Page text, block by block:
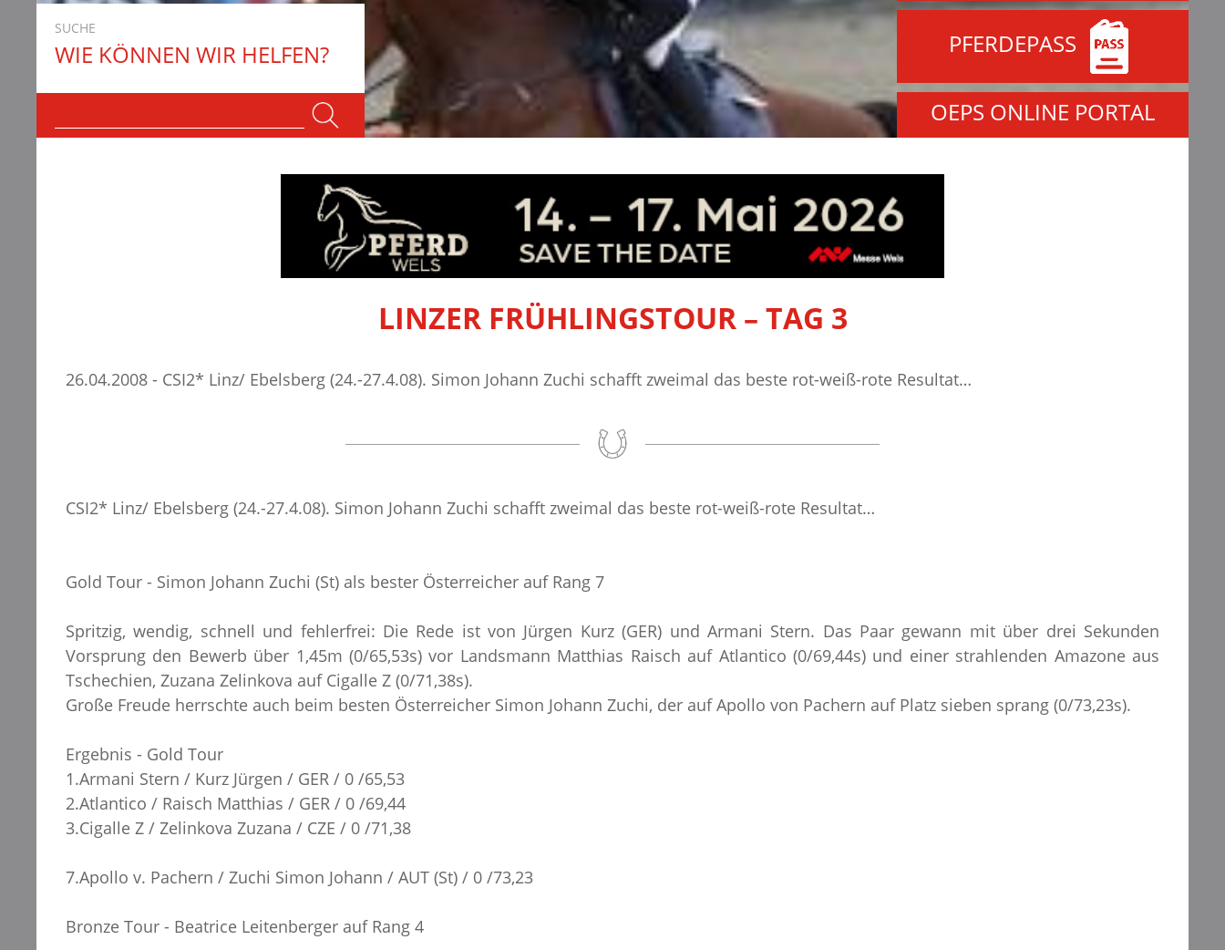
PFERDEPASS
OEPS ONLINE PORTAL
SUCHE
WIE KÖNNEN WIR HELFEN?
LINZER FRÜHLINGSTOUR – TAG 3
26.04.2008 - CSI2* Linz/ Ebelsberg (24.-27.4.08). Simon Johann Zuchi schafft zweimal das beste rot-weiß-rote Resultat…
CSI2* Linz/ Ebelsberg (24.-27.4.08). Simon Johann Zuchi schafft zweimal das beste rot-weiß-rote Resultat…
Gold Tour - Simon Johann Zuchi (St) als bester Österreicher auf Rang 7
Spritzig, wendig, schnell und fehlerfrei: Die Rede ist von Jürgen Kurz (GER) und Armani Stern. Das Paar gewann mit über drei Sekunden
Vorsprung den Bewerb über 1,45m (0/65,53s) vor Landsmann Matthias Raisch auf Atlantico (0/69,44s) und einer strahlenden Amazone aus
Tschechien, Zuzana Zelinkova auf Cigalle Z (0/71,38s).
Große Freude herrschte auch beim besten Österreicher Simon Johann Zuchi, der auf Apollo von Pachern auf Platz sieben sprang (0/73,23s).
Ergebnis - Gold Tour
1.Armani Stern / Kurz Jürgen / GER / 0 /65,53
2.Atlantico / Raisch Matthias / GER / 0 /69,44
3.Cigalle Z / Zelinkova Zuzana / CZE / 0 /71,38
7.Apollo v. Pachern / Zuchi Simon Johann / AUT (St) / 0 /73,23
Bronze Tour - Beatrice Leitenberger auf Rang 4